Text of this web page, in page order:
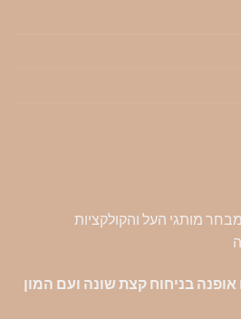
מותגי העל והקולקציות
אופנה בניחוח קצת שונה ועם המון